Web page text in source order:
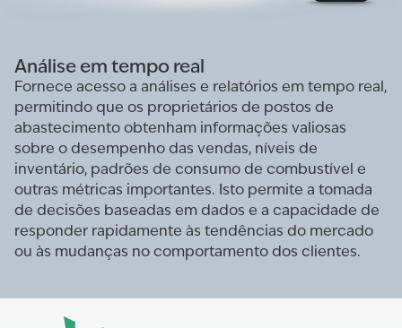
Análise em tempo real
Fornece acesso a análises e relatórios em tempo real,
permitindo que os proprietários de postos de
abastecimento obtenham informações valiosas
sobre o desempenho das vendas, níveis de
inventário, padrões de consumo de combustível e
outras métricas importantes. Isto permite a tomada
de decisões baseadas em dados e a capacidade de
responder rapidamente às tendências do mercado
ou às mudanças no comportamento dos clientes.